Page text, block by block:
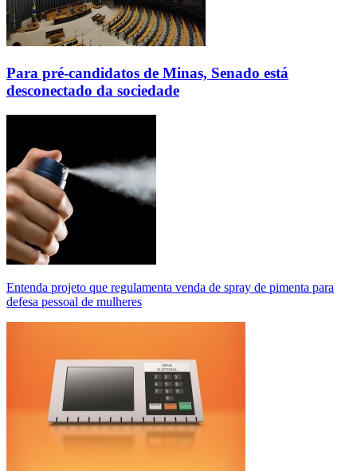
Para pré-candidatos de Minas, Senado está
desconectado da sociedade
Entenda projeto que regulamenta venda de spray de pimenta para
defesa pessoal de mulheres